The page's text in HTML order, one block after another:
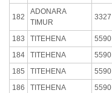
182
ADONARA
TIMUR
3327
183 TITEHENA 5590
184
TITEHENA 5590
185
TITEHENA 5590
186
TITEHENA 5590